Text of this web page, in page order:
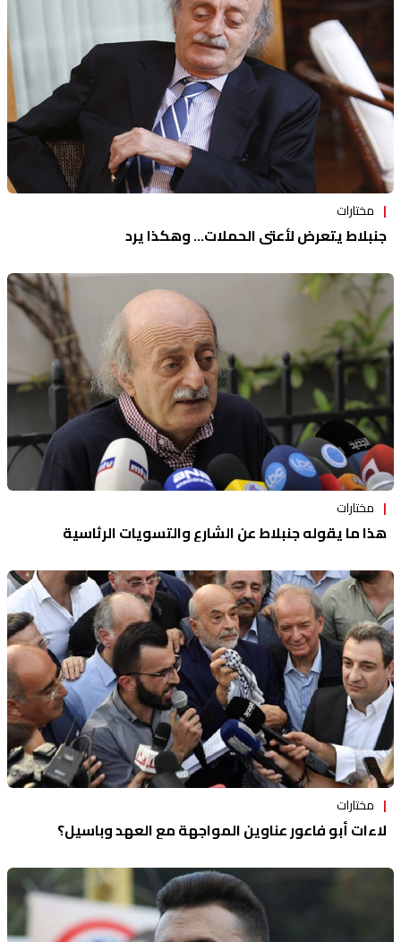
مختارات
جنبلاط يتعرض لأعتى الحملات... وهكذا يرد
مختارات
هذا ما يقوله جنبلاط عن الشارع والتسويات الرئاسية
مختارات
لاءات أبو فاعور عناوين المواجهة مع العهد وباسيل؟